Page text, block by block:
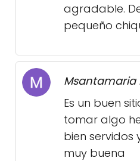
agradable.
pequeño
Msantamaria
Es un buen
tomar algo
bien
muy buena